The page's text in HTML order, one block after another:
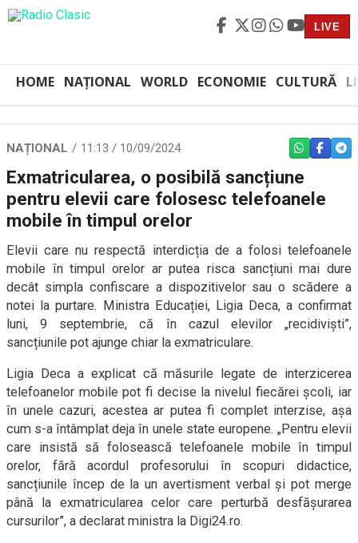
LIVE
HOME NAȚIONAL WORLD ECONOMIE CULTURĂ
NAȚIONAL 11:13 / 10/09/2024 WHATSAPP
Exmatricularea, o posibilă sancțiune
pentru elevii care folosesc telefoanele
mobile în timpul orelor
Elevii care nu respectă interdicția de a folosi telefoanele
mobile în timpul orelor ar putea risca sancțiuni mai dure
decât simpla confiscare a dispozitivelor sau o scădere a
notei la purtare. Ministra Educației, Ligia Deca, a confirmat
luni, 9 septembrie, că în cazul elevilor „recidiviști”,
sancțiunile pot ajunge chiar la exmatriculare.
Ligia Deca a explicat că măsurile legate de interzicerea
telefoanelor mobile pot fi decise la nivelul fiecărei școli, iar
în unele cazuri, acestea ar putea fi complet interzise, așa
cum s-a întâmplat deja în unele state europene. „Pentru elevii
care insistă să folosească telefoanele mobile în timpul
orelor, fără acordul profesorului în scopuri didactice,
sancțiunile încep de la un avertisment verbal și pot merge
până la exmatricularea celor care perturbă desfășurarea
cursurilor”, a declarat ministra la Digi24.ro.